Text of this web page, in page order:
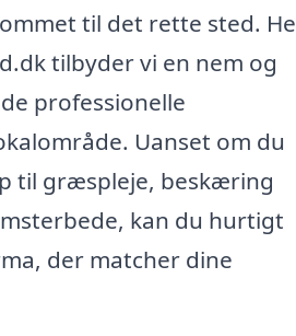
til det rette sted.
tilbyder vi en nem og
professionelle
Uanset om du
til græspleje, beskæring
kan du hurtigt
der matcher dine